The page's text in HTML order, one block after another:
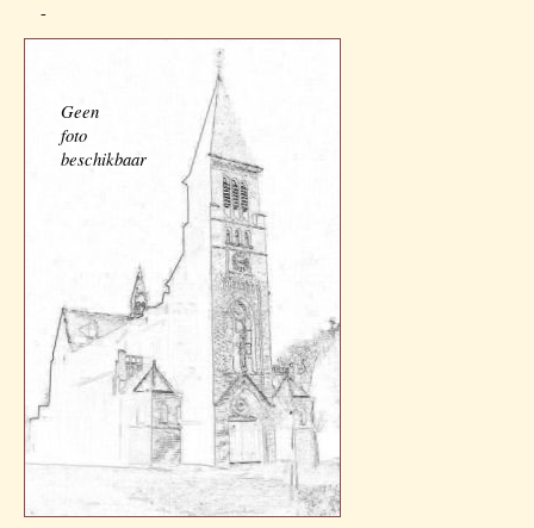
-
Geen
foto
beschikbaar